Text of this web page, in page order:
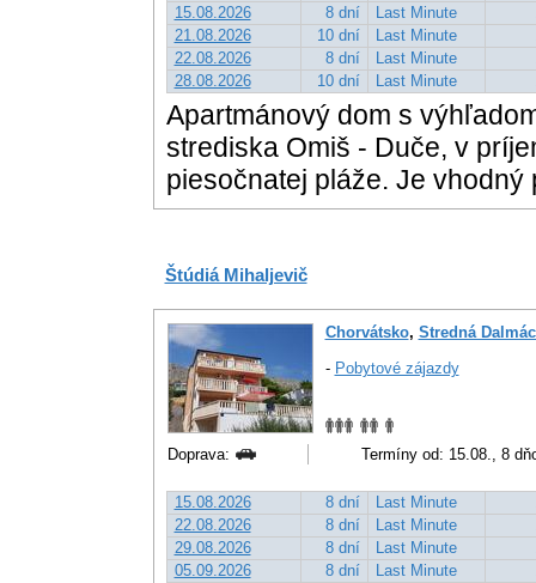
15.08.2026
8 dní Last Minute
21.08.2026
10 dní Last Minute
22.08.2026
8 dní Last Minute
28.08.2026
10 dní Last Minute
Apartmánový dom s
strediska Omiš - Duče, v
piesočnatej pláže. Je
Štúdiá Mihaljevič
Chorvátsko, Stredná
- Pobytové zájazdy
Doprava: Termíny od: 15.08., 8
15.08.2026 8 dní Last Minute
22.08.2026
8 dní Last Minute
29.08.2026
8 dní Last Minute
05.09.2026
8 dní Last Minute